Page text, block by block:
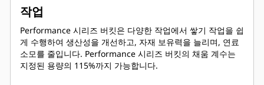
작업
Performance 시리즈 버킷은 다양한 작업에서 쌓기 작업을 쉽
게 수행하여 생산성을 개선하고, 자재 보유력을 늘리며, 연료
소모를 줄입니다. Performance 시리즈 버킷의 채움 계수는
지정된 용량의 115%까지 가능합니다.